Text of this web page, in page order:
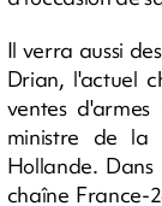
Il verra aussi
Drian, l'actuel
ventes
ministre de la
Hollande.
chaîne France-